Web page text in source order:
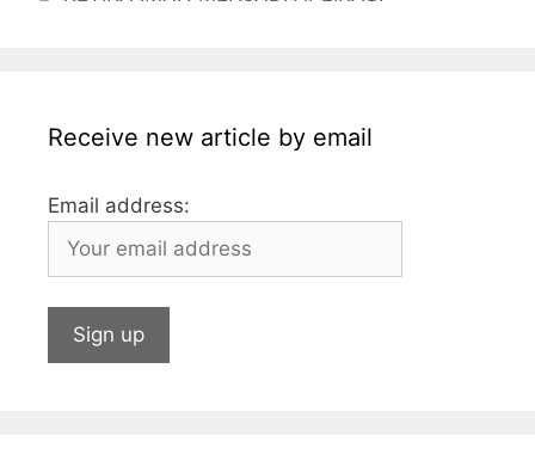
Receive new article by email
Email address: